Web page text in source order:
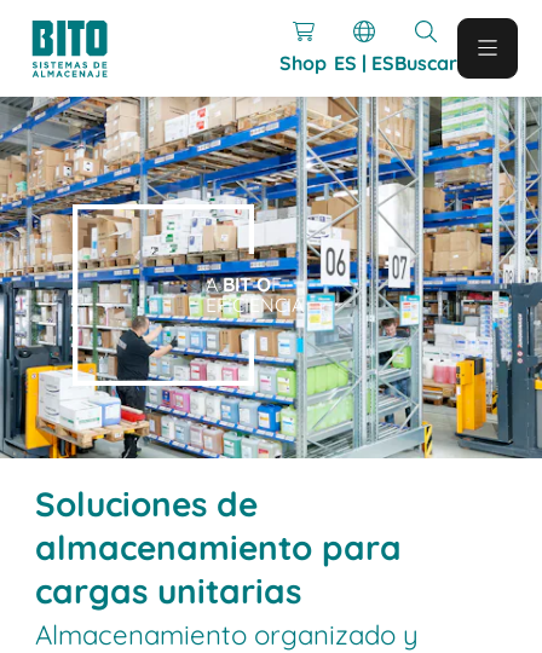
Shop ES | ESBuscar
ABIT OF
EFICIENCIA
Soluciones de
almacenamiento para
cargas unitarias
Almacenamiento organizado y